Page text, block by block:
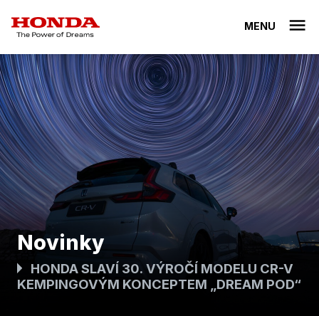
MENU
Novinky
HONDA SLAVÍ 30. VÝROČÍ MODELU CR-V
KEMPINGOVÝM KONCEPTEM „DREAM POD“